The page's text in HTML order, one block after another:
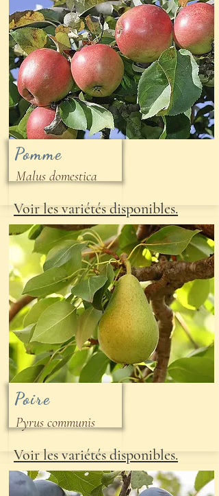
Pomme
Malus domestica
Voir les variétés disponibles.
Poire
Pyrus communis
Voir les variétés disponibles.